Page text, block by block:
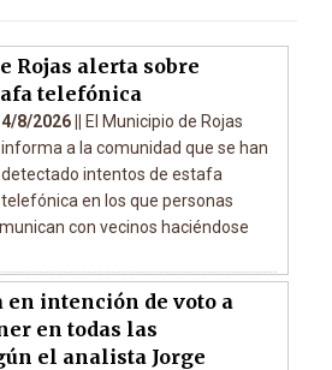
Rojas alerta sobre
telefónica
4/8/2026 ||
El Municipio de Rojas
informa a la comunidad que se han
detectado intentos de estafa
telefónica en los que personas
con vecinos haciéndose
intención de voto a
en todas las
el analista Jorge